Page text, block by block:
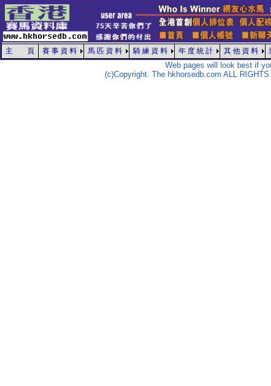
主 頁 賽 事 資 料 馬 匹 資 料 騎 練 資 料 年 度 統 計 其 他 資 料
Web pages will look best if
(c)Copyright. The hkhorsedb.com ALL